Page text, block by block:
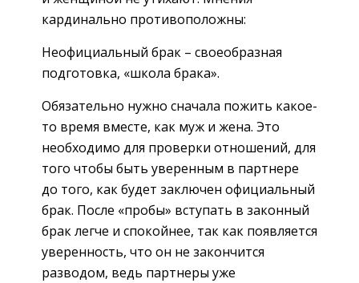
кардинально противоположны:
Неофициальный брак – своеобразная
подготовка, «школа брака».
Обязательно нужно сначала пожить какое-
то время вместе, как муж и жена. Это
необходимо для проверки отношений, для
того чтобы быть уверенным в партнере
до того, как будет заключен официальный
брак. После «пробы» вступать в законный
брак легче и спокойнее, так как появляется
уверенность, что он не закончится
разводом, ведь партнеры уже